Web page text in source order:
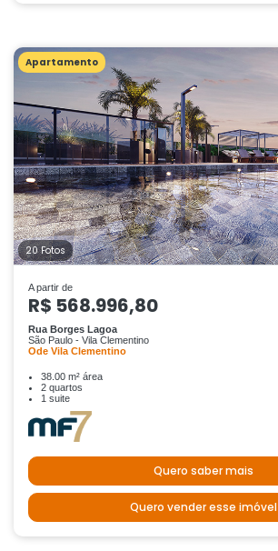
Apartamento
20 Fotos
A partir de
R$ 568.996,80
Rua Borges Lagoa
São Paulo - Vila Clementino
Ode Vila Clementino
38.00 m² área
2 quartos
1 suite
Quero saber mais
Quero vender esse imóvel